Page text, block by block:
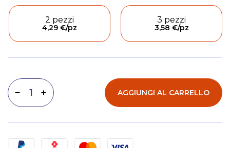
2 pezzi
4,29 €/pz
3 pezzi
3,58 €/pz
Aumenta quantità
Diminuisci quantità AGGIUNGI AL CARRELLO
Metodi di pagamento